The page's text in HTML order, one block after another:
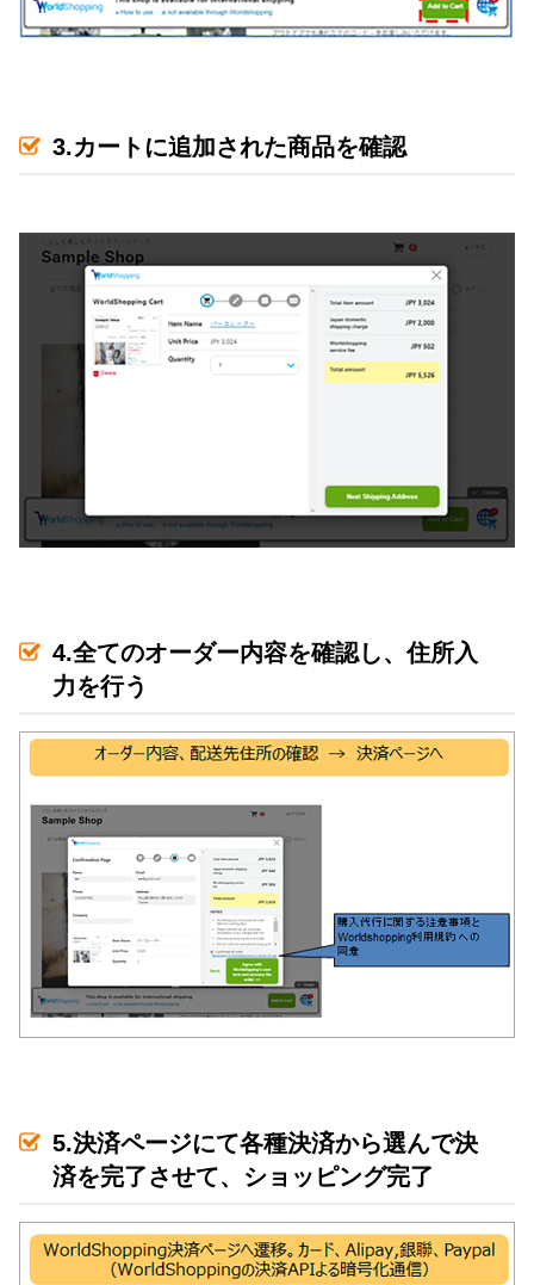
3.カートに追加された商品を確認
4.全てのオーダー内容を確認し、住所入
力を行う
5.決済ページにて各種決済から選んで決
済を完了させて、ショッピング完了